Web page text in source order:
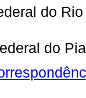
do
do